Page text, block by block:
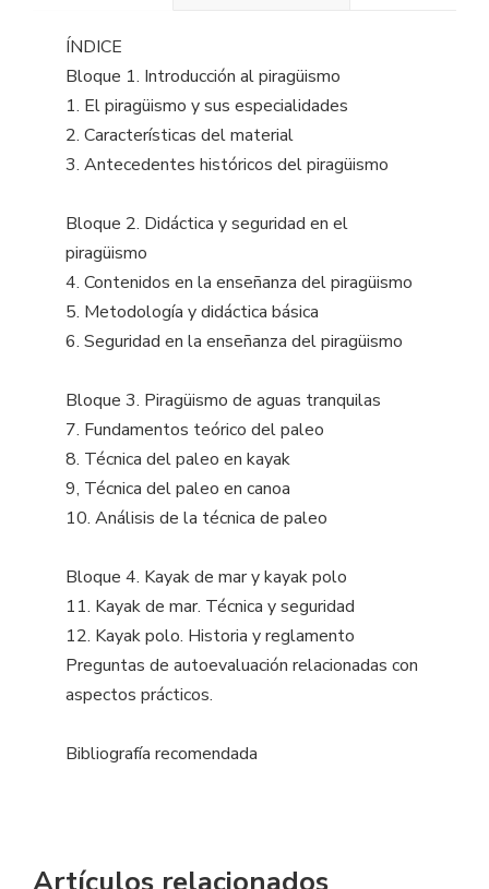
ÍNDICE
Bloque 1. Introducción al piragüismo
1. El piragüismo y sus especialidades
2. Características del material
3. Antecedentes históricos del piragüismo
Bloque 2. Didáctica y seguridad en el
piragüismo
4. Contenidos en la enseñanza del piragüismo
5. Metodología y didáctica básica
6. Seguridad en la enseñanza del piragüismo
Bloque 3. Piragüismo de aguas tranquilas
7. Fundamentos teórico del paleo
8. Técnica del paleo en kayak
9, Técnica del paleo en canoa
10. Análisis de la técnica de paleo
Bloque 4. Kayak de mar y kayak polo
11. Kayak de mar. Técnica y seguridad
12. Kayak polo. Historia y reglamento
Preguntas de autoevaluación relacionadas con
aspectos prácticos.
Bibliografía recomendada